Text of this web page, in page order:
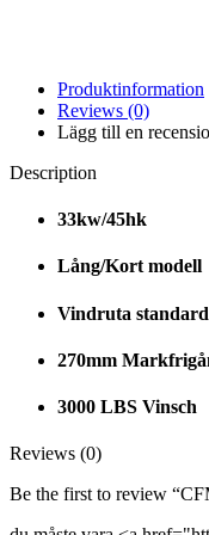
Produktinformation
Reviews (0)
Lägg till en
Description
33kw/45hk
Lång/Kort modell
Vindruta standard
270mm
3000 LBS Vinsch
Reviews (0)
Be the first to review